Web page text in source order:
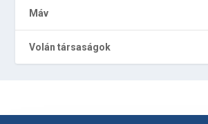
Máv
Volán társaságok